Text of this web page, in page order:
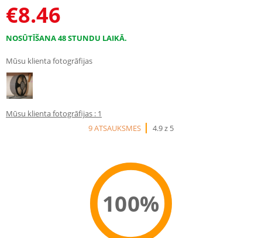
€8.46
NOSŪTĪŠANA 48 STUNDU LAIKĀ.
Mūsu klienta fotogrāfijas
Mūsu klienta fotogrāfijas : 1
9 ATSAUKSMES
4.9 z 5
100%